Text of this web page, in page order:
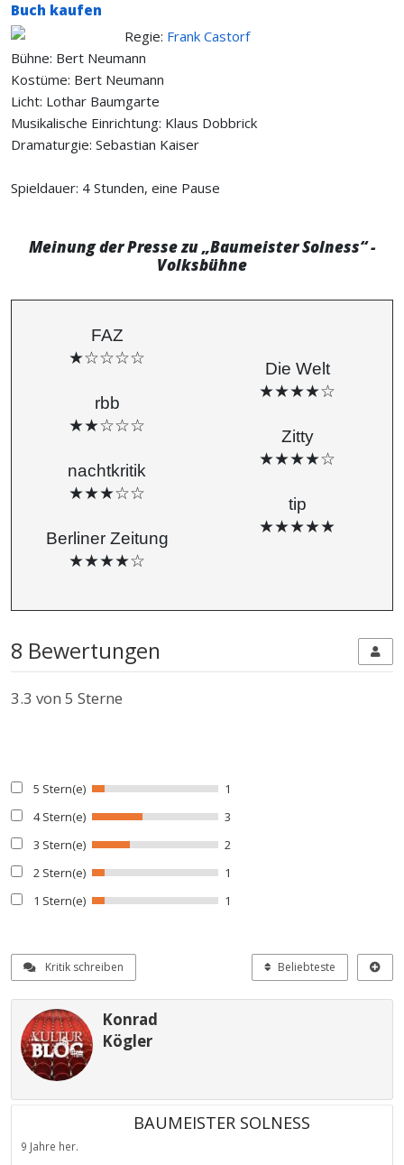
Buch kaufen
Regie: Frank Castorf
Bühne: Bert Neumann
Kostüme: Bert Neumann
Licht: Lothar Baumgarte
Musikalische Einrichtung: Klaus Dobbrick
Dramaturgie: Sebastian Kaiser
Spieldauer: 4 Stunden, eine Pause
Meinung der Presse zu „Baumeister Solness“ -
Volksbühne
FAZ
★☆☆☆☆
rbb
★★☆☆☆
nachtkritik
★★★☆☆
Berliner Zeitung
★★★★☆
Die Welt
★★★★☆
Zitty
★★★★☆
tip
★★★★★
8 Bewertungen
3.3 von 5 Sterne
5 Stern(e)
1
4 Stern(e)
3
3 Stern(e)
2
2 Stern(e)
1
1 Stern(e)
1
Kritik schreiben Beliebteste
Konrad
Kögler
BAUMEISTER SOLNESS
9 Jahre her.